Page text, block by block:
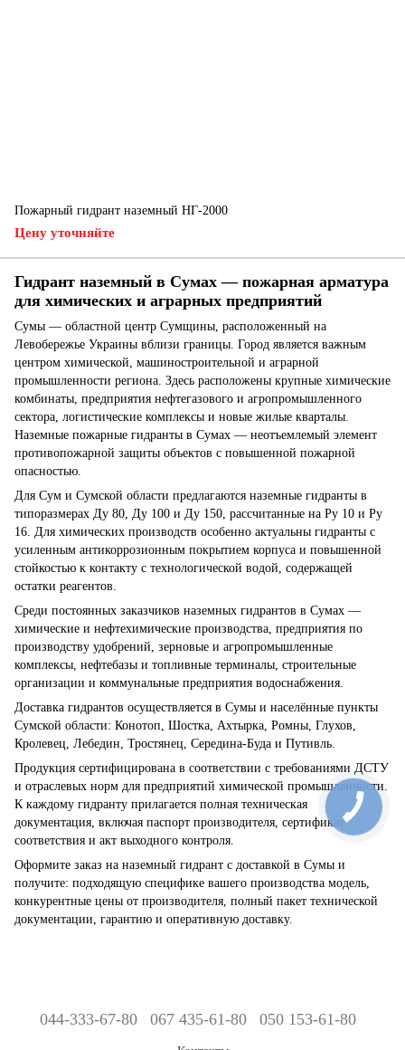
Пожарный гидрант наземный НГ-2000
Цену уточняйте
Гидрант наземный в Сумах — пожарная арматура
для химических и аграрных предприятий
Сумы — областной центр Сумщины, расположенный на
Левобережье Украины вблизи границы. Город является важным
центром химической, машиностроительной и аграрной
промышленности региона. Здесь расположены крупные химические
комбинаты, предприятия нефтегазового и агропромышленного
сектора, логистические комплексы и новые жилые кварталы.
Наземные пожарные гидранты в Сумах — неотъемлемый элемент
противопожарной защиты объектов с повышенной пожарной
опасностью.
Для Сум и Сумской области предлагаются наземные гидранты в
типоразмерах Ду 80, Ду 100 и Ду 150, рассчитанные на Ру 10 и Ру
16. Для химических производств особенно актуальны гидранты с
усиленным антикоррозионным покрытием корпуса и повышенной
стойкостью к контакту с технологической водой, содержащей
остатки реагентов.
Среди постоянных заказчиков наземных гидрантов в Сумах —
химические и нефтехимические производства, предприятия по
производству удобрений, зерновые и агропромышленные
комплексы, нефтебазы и топливные терминалы, строительные
организации и коммунальные предприятия водоснабжения.
Доставка гидрантов осуществляется в Сумы и населённые пункты
Сумской области: Конотоп, Шостка, Ахтырка, Ромны, Глухов,
Кролевец, Лебедин, Тростянец, Середина-Буда и Путивль.
Продукция сертифицирована в соответствии с требованиями ДСТУ
и отраслевых норм для предприятий химической промышленности.
К каждому гидранту прилагается полная техническая
документация, включая паспорт производителя, сертификат
соответствия и акт выходного контроля.
Оформите заказ на наземный гидрант с доставкой в Сумы и
получите: подходящую специфике вашего производства модель,
конкурентные цены от производителя, полный пакет технической
документации, гарантию и оперативную доставку.
044-333-67-80 067 435-61-80 050 153-61-80